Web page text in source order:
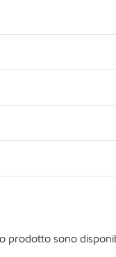
prodotto sono